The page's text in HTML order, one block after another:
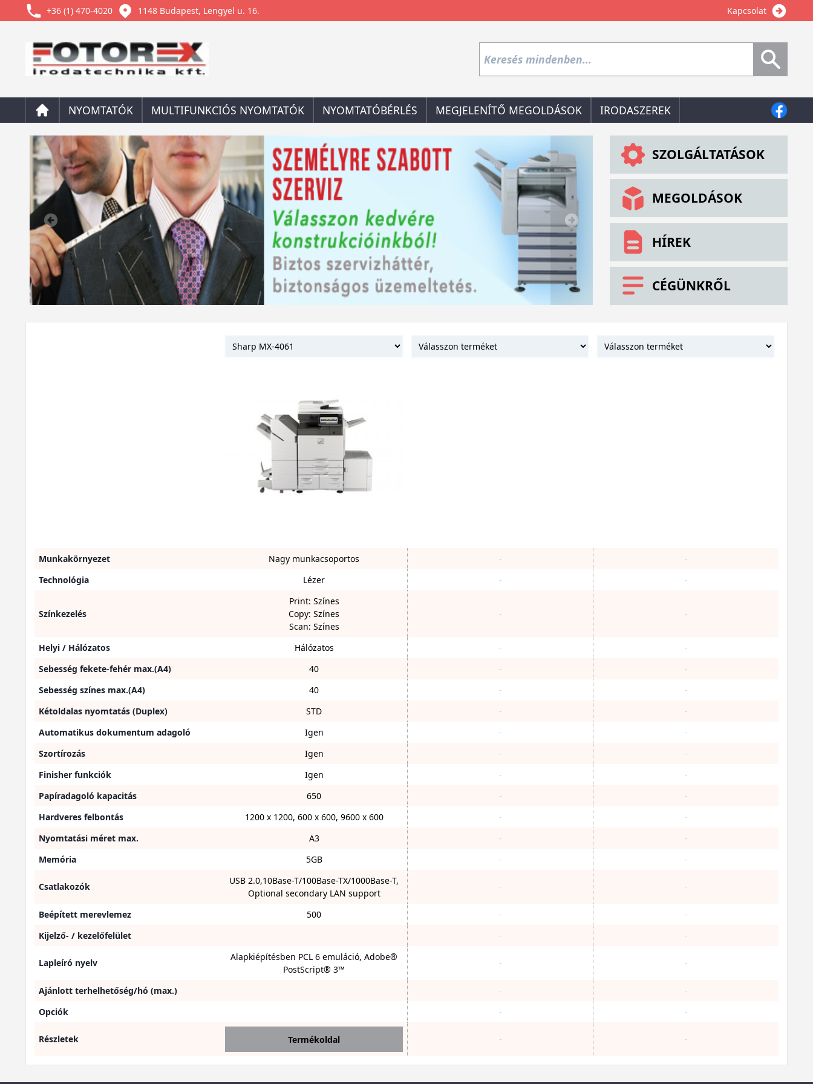
+36 (1) 470-4020 1148 Budapest, Lengyel u. 16. Kapcsolat
NYOMTATÓK MULTIFUNKCIÓS NYOMTATÓK NYOMTATÓBÉRLÉS MEGJELENÍTŐ MEGOLDÁSOK IRODASZEREK
SZOLGÁLTATÁSOK
MEGOLDÁSOK
HÍREK
CÉGÜNKRŐL
Munkakörnyezet Nagy munkacsoportos -
-
Technológia
Lézer - -
Színkezelés
Print: Színes
Copy: Színes
Scan: Színes
- -
Helyi / Hálózatos Hálózatos -
-
Sebesség fekete-fehér max.(A4)
40 -
-
Sebesség színes max.(A4)
40 -
-
Kétoldalas nyomtatás (Duplex)
STD -
-
Automatikus dokumentum adagoló
Igen -
-
Szortírozás
Igen -
-
Finisher funkciók
Igen -
-
Papíradagoló kapacitás
650 -
-
Hardveres felbontás
1200 x 1200, 600 x 600, 9600 x 600 -
-
Nyomtatási méret max.
A3 -
-
Memória
5GB - -
Csatlakozók
USB 2.0,10Base-T/100Base-TX/1000Base-T,
Optional secondary LAN support
- -
Beépített merevlemez 500 -
-
Kijelző- / kezelőfelület
- -
Lapleíró nyelv
Alapkiépítésben PCL 6 emuláció, Adobe®
PostScript® 3™
- -
Ajánlott terhelhetőség/hó (max.) -
-
Opciók
- -
Részletek Termékoldal - -